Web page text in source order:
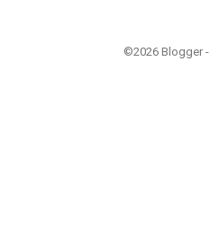
©2026 Blogger -